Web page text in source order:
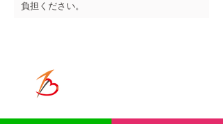
負担ください。
​ACCESS
〒671-1136